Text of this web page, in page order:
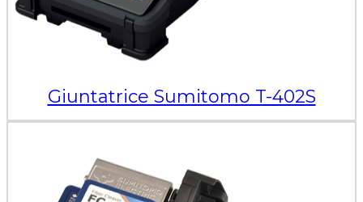
Giuntatrice Sumitomo T-402S